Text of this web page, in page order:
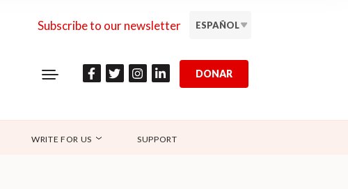
Subscribe to our newsletter ESPAÑOL
DONAR
WRITE FOR US SUPPORT